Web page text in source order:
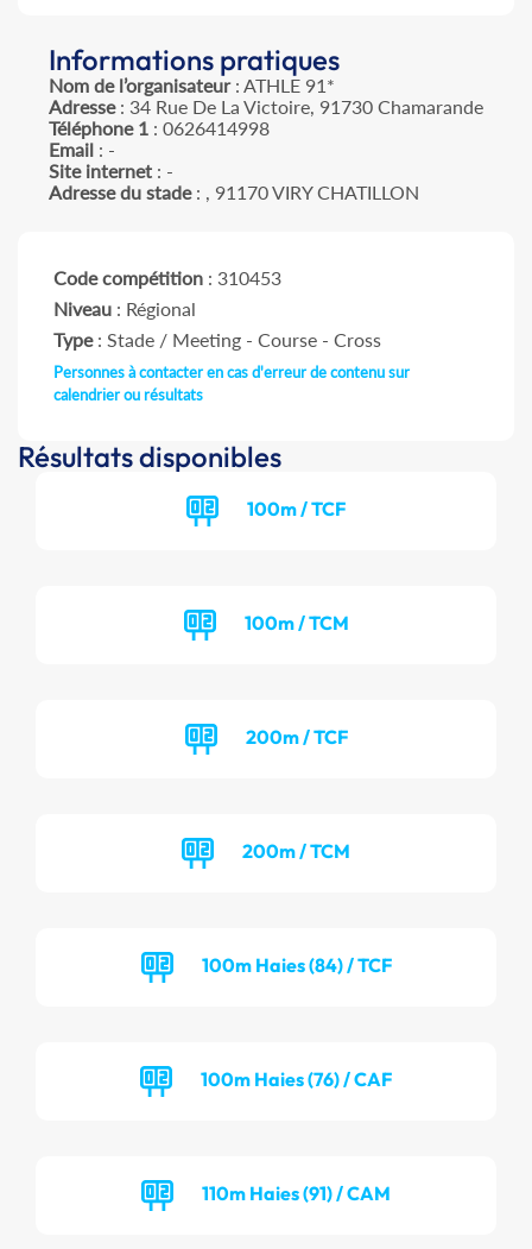
Informations pratiques
Nom de l’organisateur: ATHLE 91*
Adresse: 34 Rue De La Victoire, 91730 Chamarande
Téléphone 1 : 0626414998
Email : -
Site internet : -
Adresse du stade: , 91170 VIRY CHATILLON
Code compétition : 310453
Niveau : Régional
Type: Stade / Meeting - Course - Cross
Personnes à contacter en cas d'erreur de contenu sur
calendrier ou résultats
Résultats disponibles
100m / TCF
100m / TCM
200m / TCF
200m / TCM
100m Haies (84) / TCF
100m Haies (76) / CAF
110m Haies (91) / CAM